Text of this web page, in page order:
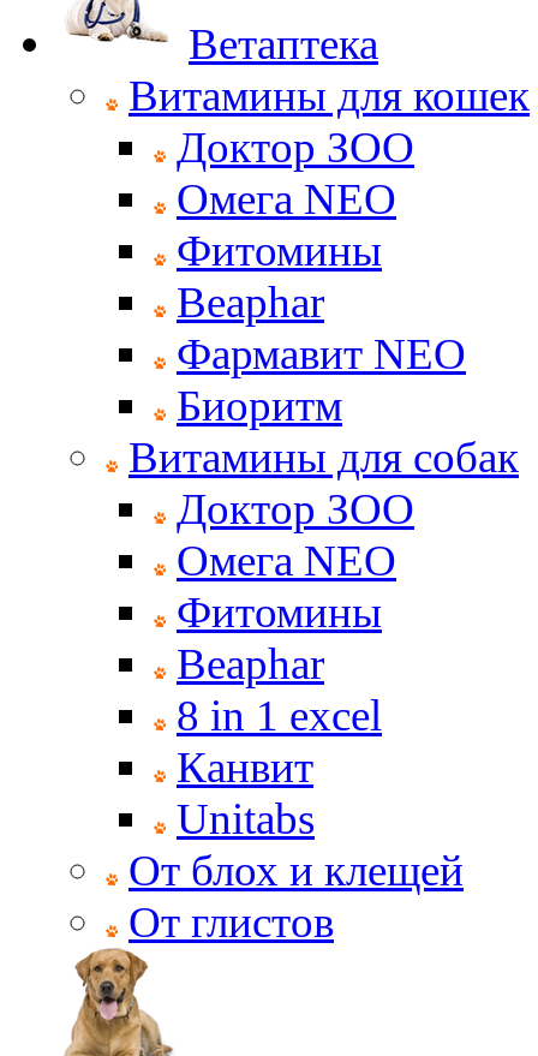
Ветаптека
Витамины для кошек
Доктор ЗОО
Омега NEO
Фитомины
Beaphar
Фармавит NEO
Биоритм
Витамины для собак
Доктор ЗОО
Омега NEO
Фитомины
Beaphar
8 in 1 excel
Канвит
Unitabs
От блох и клещей
От глистов